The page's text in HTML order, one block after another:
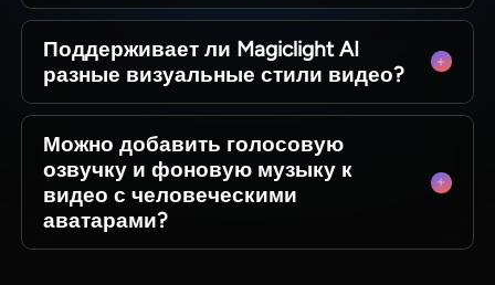
Идеально для обучающих, повествовательных
и развлекательных каналов YouTube. Экспорт в
HD 1080p позволяет сразу загружать ролики
на видеоплатформы.
Поддерживает ли Magiclight AI
разные визуальные стили видео?
Доступно множество настраиваемых стилей:
мультфильм, стили Диснея, реализм,
кинематограф, подстраивайте ролик под бренд
и аудиторию.
Можно добавить голосовую
озвучку и фоновую музыку к
видео с человеческими
аватарами?